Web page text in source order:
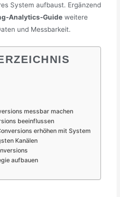
System aufbaust. Ergänzend
Analytics-Guide weitere
und Messbarkeit.
messbar machen
beeinflussen
erhöhen mit System
Kanälen
aufbauen